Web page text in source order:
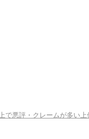
で悪評・クレームが多い